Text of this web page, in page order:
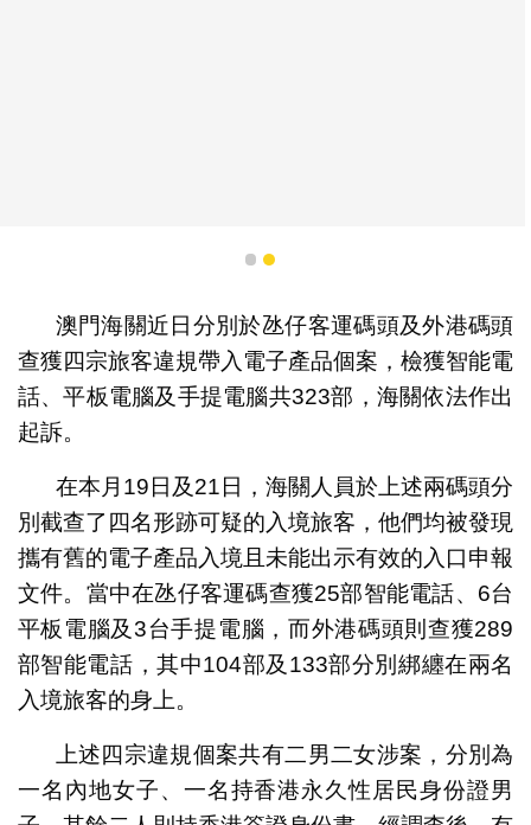
1 2
澳門海關近日分別於氹仔客運碼頭及外港碼頭
查獲四宗旅客違規帶入電子產品個案，檢獲智能電
話、平板電腦及手提電腦共323部，海關依法作出
起訴。
在本月19日及21日，海關人員於上述兩碼頭分
別截查了四名形跡可疑的入境旅客，他們均被發現
攜有舊的電子產品入境且未能出示有效的入口申報
文件。當中在氹仔客運碼查獲25部智能電話、6台
平板電腦及3台手提電腦，而外港碼頭則查獲289
部智能電話，其中104部及133部分別綁纏在兩名
入境旅客的身上。
上述四宗違規個案共有二男二女涉案，分別為
一名內地女子、一名持香港永久性居民身份證男